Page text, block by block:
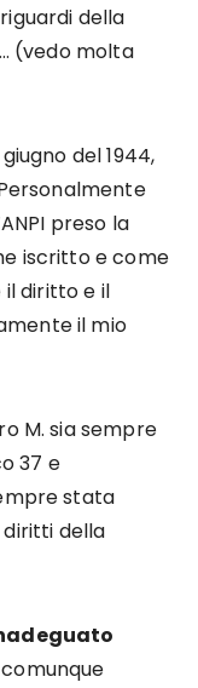
della
(vedo molta
del 1944,
preso la
iscritto e come
diritto e il
il mio
M. sia sempre
37 e
stata
diritti della